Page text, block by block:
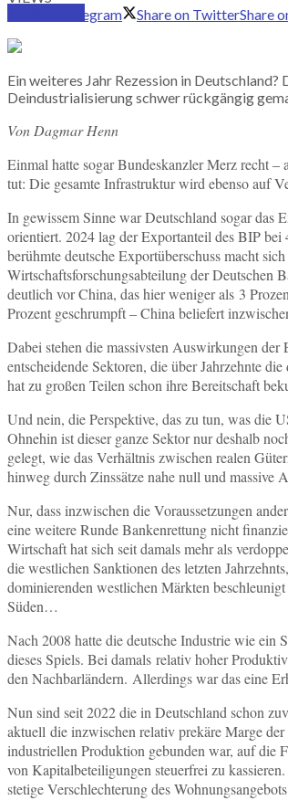
Share on Telegram
Share on TwitterShare
Ein weiteres Jahr Rezession in
Deindustrialisierung schwer rückgängig
Von Dagmar Henn
Einmal hatte sogar Bundeskanzler Merz recht ‒
tut: Die gesamte Infrastruktur wird ebenso auf
In gewissem Sinne war Deutschland sogar das
orientiert. 2024 lag der Exportanteil des BIP
berühmte deutsche Exportüberschuss macht
Wirtschaftsforschungsabteilung der Deutschen
deutlich vor China, das hier weniger als 3
Prozent geschrumpft ‒ China beliefert
Dabei stehen die massivsten Auswirkungen
entscheidende Sektoren, die über Jahrzehnte
hat zu großen Teilen schon ihre Bereitschaft
Und nein, die Perspektive, das zu tun, was die
Ohnehin ist dieser ganze Sektor nur deshalb
gelegt, wie das Verhältnis zwischen realen
hinweg durch Zinssätze nahe null und
Nur, dass inzwischen die Voraussetzungen
eine weitere Runde Bankenrettung nicht
Wirtschaft hat sich seit damals mehr als
die westlichen Sanktionen des letzten
dominierenden westlichen Märkten
Süden…
Nach 2008 hatte die deutsche Industrie wie ein
dieses Spiels. Bei damals relativ hoher
den Nachbarländern. Allerdings war das eine
Nun sind seit 2022 die in Deutschland schon
aktuell die inzwischen relativ prekäre Marge
industriellen Produktion gebunden war, auf die
von Kapitalbeteiligungen steuerfrei zu
stetige Verschlechterung des